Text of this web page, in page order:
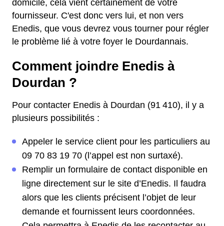
domicile, cela vient certainement de votre
fournisseur. C'est donc vers lui, et non vers
Enedis, que vous devrez vous tourner pour régler
le problème lié à votre foyer le Dourdannais.
Comment joindre Enedis à
Dourdan ?
Pour contacter Enedis à Dourdan (91 410), il y a
plusieurs possibilités :
Appeler le service client pour les particuliers au
09 70 83 19 70 (l’appel est non surtaxé).
Remplir un formulaire de contact disponible en
ligne directement sur le site d’Enedis. Il faudra
alors que les clients précisent l’objet de leur
demande et fournissent leurs coordonnées.